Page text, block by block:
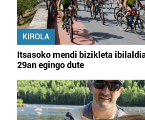
KIROLA
Itsasoko mendi bizikleta
29an egingo dute